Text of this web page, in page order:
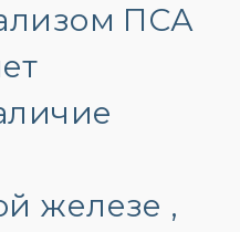
ПСА
железе ,